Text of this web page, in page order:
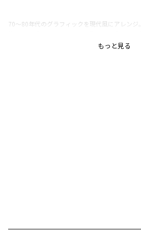
70～80年代のグラフィックを現代風にアレンジ。
サイズ：サイズ110
もっと見る